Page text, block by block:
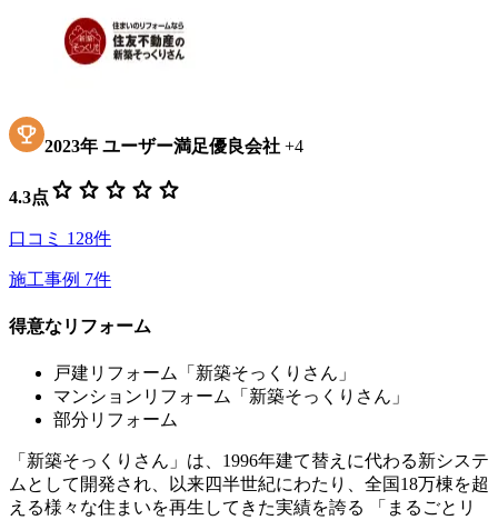
2023年 ユーザー満足優良会社 +4
4.3点 star star star star star
口コミ 128件
施工事例 7件
得意なリフォーム
戸建リフォーム「新築そっくりさん」
マンションリフォーム「新築そっくりさん」
部分リフォーム
「新築そっくりさん」は、1996年建て替えに代わる新システ
ムとして開発され、以来四半世紀にわたり、全国18万棟を超
える様々な住まいを再生してきた実績を誇る 「まるごとリ